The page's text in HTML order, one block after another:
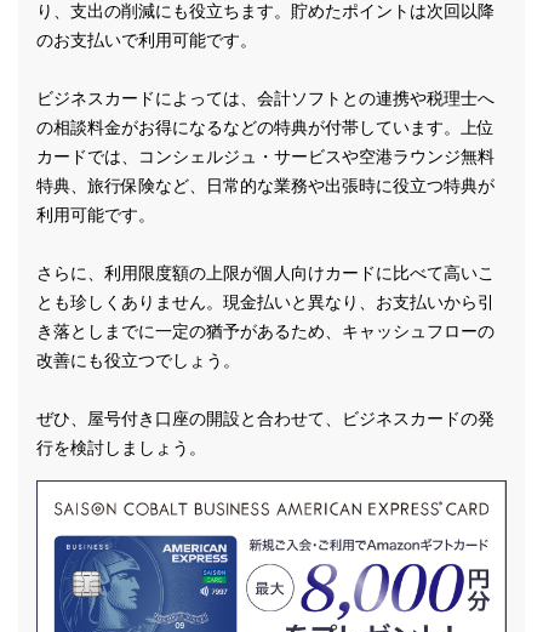
り、支出の削減にも役立ちます。貯めたポイントは次回以降
のお支払いで利用可能です。
ビジネスカードによっては、会計ソフトとの連携や税理士へ
の相談料金がお得になるなどの特典が付帯しています。上位
カードでは、コンシェルジュ・サービスや空港ラウンジ無料
特典、旅行保険など、日常的な業務や出張時に役立つ特典が
利用可能です。
さらに、利用限度額の上限が個人向けカードに比べて高いこ
とも珍しくありません。現金払いと異なり、お支払いから引
き落としまでに一定の猶予があるため、キャッシュフローの
改善にも役立つでしょう。
ぜひ、屋号付き口座の開設と合わせて、ビジネスカードの発
行を検討しましょう。